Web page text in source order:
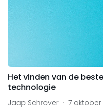
Het vinden van de
technologie
Jaap Schrover 7 oktober